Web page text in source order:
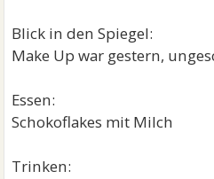
Blick in den Spiegel:
Make Up war gestern,
Essen:
Schokoflakes mit Milch
Trinken: